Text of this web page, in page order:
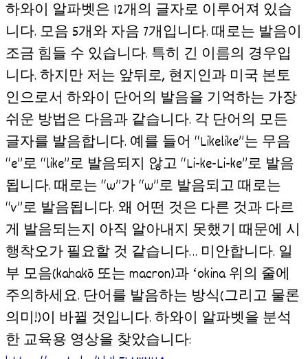
하와이 알파벳은 12개의 글자로 이루어져 있습
니다. 모음 5개와 자음 7개입니다. 때로는 발음이
조금 힘들 수 있습니다. 특히 긴 이름의 경우입
니다. 하지만 저는 앞뒤로, 현지인과 미국 본토
인으로서 하와이 단어의 발음을 기억하는 가장
쉬운 방법은 다음과 같습니다. 각 단어의 모든
글자를 발음합니다. 예를 들어 “Likelike”는 무음
“e”로 “like”로 발음되지 않고 “Li-ke-Li-ke”로 발음
됩니다. 때로는 “w”가 “w”로 발음되고 때로는
“v”로 발음됩니다. 왜 어떤 것은 다른 것과 다르
게 발음되는지 아직 알아내지 못했기 때문에 시
행착오가 필요할 것 같습니다… 미안합니다. 일
부 모음(kahakō 또는 macron)과 ʻokina 위의 줄에
주의하세요. 단어를 발음하는 방식(그리고 물론
의미!)이 바뀔 것입니다. 하와이 알파벳을 분석
한 교육용 영상을 찾았습니다: